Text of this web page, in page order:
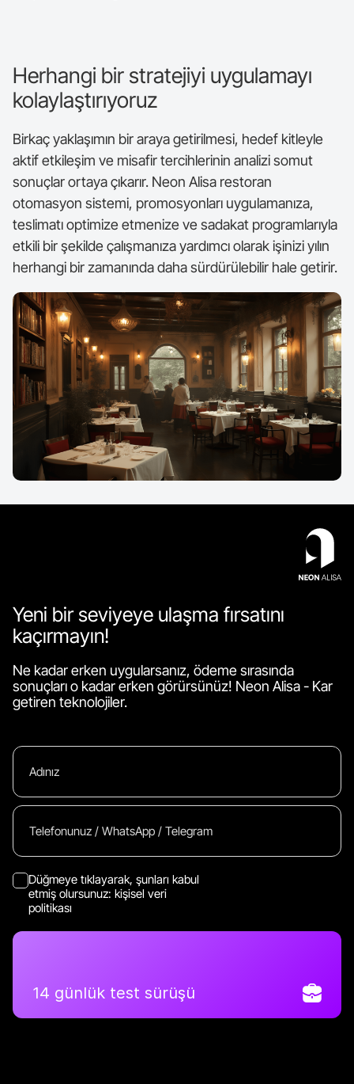
Herhangi bir stratejiyi uygulamayı
kolaylaştırıyoruz
Birkaç yaklaşımın bir araya getirilmesi, hedef kitleyle
aktif etkileşim ve misafir tercihlerinin analizi somut
sonuçlar ortaya çıkarır. Neon Alisa restoran
otomasyon sistemi, promosyonları uygulamanıza,
teslimatı optimize etmenize ve sadakat programlarıyla
etkili bir şekilde çalışmanıza yardımcı olarak işinizi yılın
herhangi bir zamanında daha sürdürülebilir hale getirir.
Yeni bir seviyeye ulaşma fırsatını
kaçırmayın!
Ne kadar erken uygularsanız, ödeme sırasında
sonuçları o kadar erken görürsünüz! Neon Alisa - Kar
getiren teknolojiler.
Düğmeye tıklayarak, şunları kabul
etmiş olursunuz: kişisel veri
politikası
14 günlük test sürüşü